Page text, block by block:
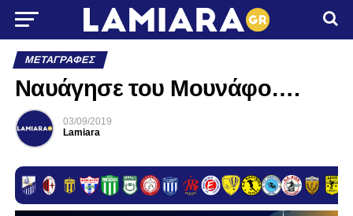
ΜΕΤΑΓΡΑΦΈΣ
Ναυάγησε του Μουνάφο….
03/09/2019
Lamiara